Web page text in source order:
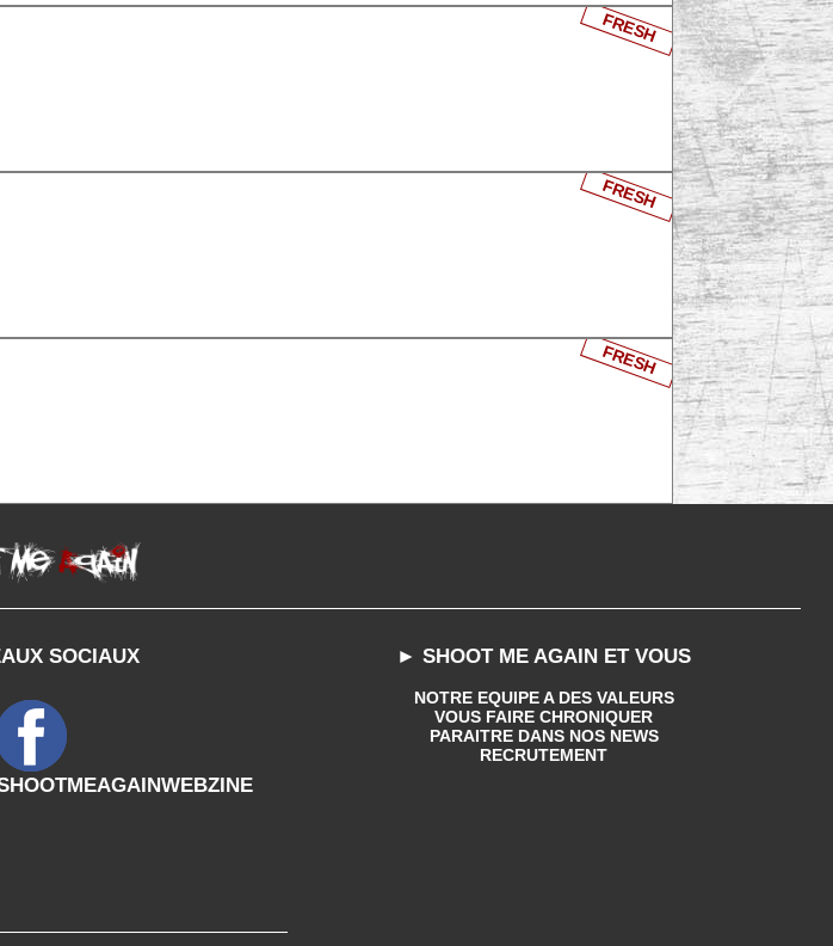
FRESH
FRESH
FRESH
SOCIAUX ► SHOOT ME AGAIN ET VOUS
NOTRE EQUIPE A DES VALEURS
VOUS FAIRE CHRONIQUER
PARAITRE DANS NOS NEWS
RECRUTEMENT